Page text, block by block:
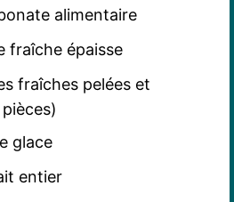
alimentaire
fraîche épaisse
fraîches pelées et
glace
entier